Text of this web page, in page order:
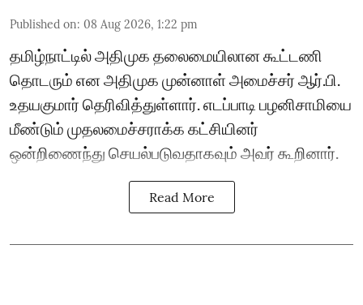
Published on: 08 Aug 2026, 1:22 pm
தமிழ்நாட்டில் அதிமுக தலைமையிலான கூட்டணி
தொடரும் என அதிமுக முன்னாள் அமைச்சர் ஆர்.பி.
உதயகுமார் தெரிவித்துள்ளார். எடப்பாடி பழனிசாமியை
மீண்டும் முதலமைச்சராக்க கட்சியினர்
ஒன்றிணைந்து செயல்படுவதாகவும் அவர் கூறினார்.
Read More